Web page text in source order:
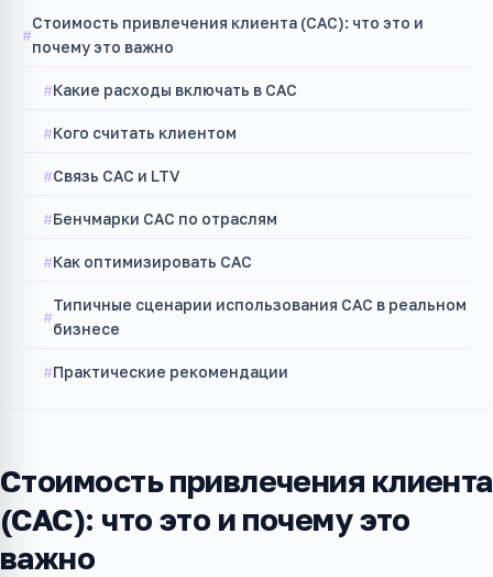
Стоимость привлечения клиента (CAC): что это и
почему это важно
Какие расходы включать в CAC
Кого считать клиентом
Связь CAC и LTV
Бенчмарки CAC по отраслям
Как оптимизировать CAC
Типичные сценарии использования CAC в реальном
бизнесе
Практические рекомендации
Стоимость привлечения клиента
(CAC): что это и почему это
важно